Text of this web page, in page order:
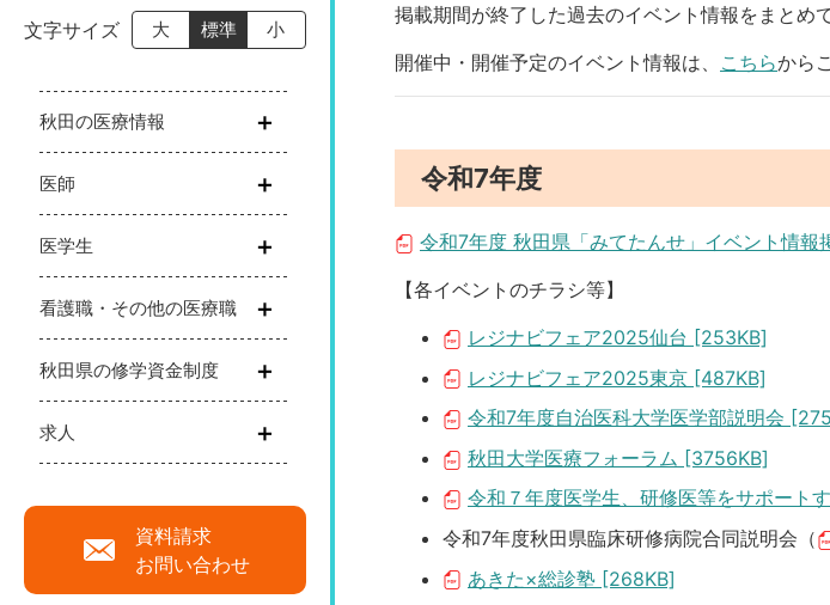
文字サイズ 大 標準 小
秋田の医療情報
医師
医学生
看護職・その他の医療職
秋田県の修学資金制度
求人
資料請求
お問い合わせ
掲載期間が終了した過去のイベント情報をまとめ
開催中・開催予定のイベント情報は、 こちらから
令和7年度
令和7年度 秋田県「みてたんせ」イベント情報
【各イベントのチラシ等】
レジナビフェア2025仙台 [253KB]
レジナビフェア2025東京 [487KB]
令和7年度自治医科大学医学部説明会
秋田大学医療フォーラム [3756KB]
令和７年度医学生、研修医等をサポート
令和7年度秋田県臨床研修病院合同説明会（
あきた×総診塾 [268KB]